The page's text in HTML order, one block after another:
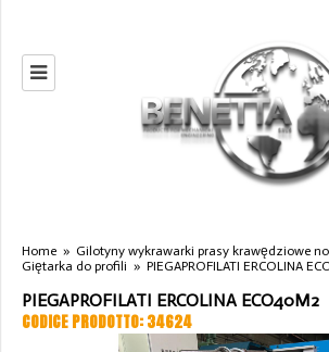
Home » Gilotyny wykrawarki prasy krawędziowe
Giętarka do profili » PIEGAPROFILATI ERCOLINA
PIEGAPROFILATI ERCOLINA ECO40M2
CODICE PRODOTTO: 34624